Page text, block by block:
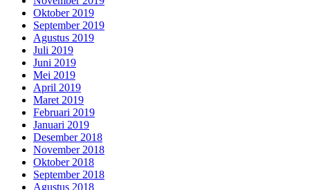
Oktober 2019
September 2019
Agustus 2019
Juli 2019
Juni 2019
Mei 2019
April 2019
Maret 2019
Februari 2019
Januari 2019
Desember 2018
November 2018
Oktober 2018
September 2018
Agustus 2018